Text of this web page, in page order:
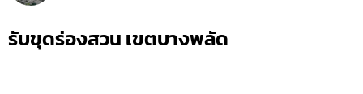
รับขุดร่องสวน เขตบางพลัด